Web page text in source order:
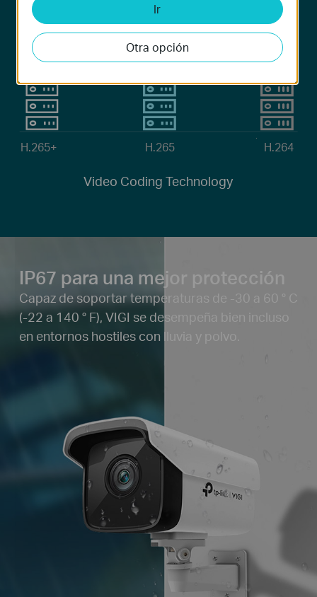
H.265+ H.265 H.264
Video Coding Technology
IP67 para una mejor protección
Capaz de soportar temperaturas de -30 a 60 ° C
(-22 a 140 ° F), VIGI se desempeña bien incluso
en entornos hostiles con lluvia y polvo.
Ir
Otra opción